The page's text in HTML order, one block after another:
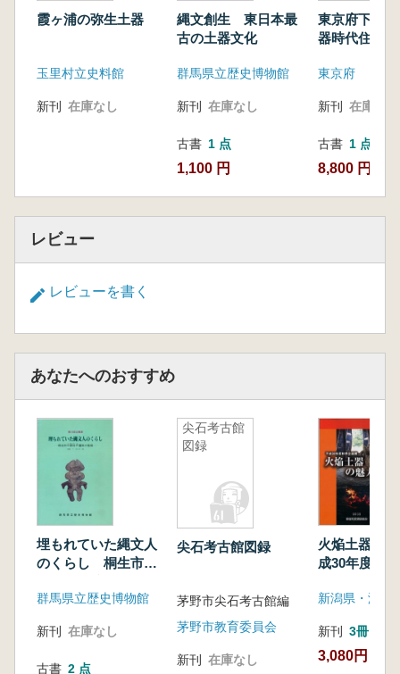
霞ヶ浦の弥生土器
玉里村立史料館
新刊 在庫なし
縄文創生 東日本最
古の土器文化
群馬県立歴史博物館
新刊 在庫なし
古書 1 点
1,100 円
東京府下に
器時代住居址
東京府
新刊 在庫なし
古書 1 点
8,800 円
レビュー
レビューを書く
あなたへのおすすめ
埋もれていた縄文人
のくらし 桐生市千
群馬県立歴史博物館
新刊 在庫なし
古書 2 点
尖石考古館
図録
尖石考古館図録
茅野市尖石考古館編
茅野市教育委員会
新刊 在庫なし
火焔土器の
成30年度秋
新刊 3冊
3,080円